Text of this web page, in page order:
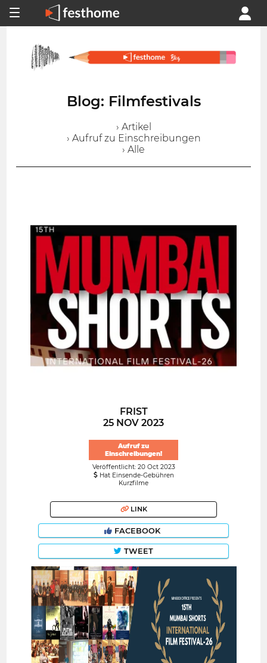
Blog: Filmfestivals
› Artikel
› Aufruf zu Einschreibungen
› Alle
FRIST
25 NOV 2023
Aufruf zu
Einschreibungen!
Veröffentlicht: 20 Oct 2023
Hat Einsende-Gebühren
Kurzfilme
LINK
FACEBOOK
TWEET